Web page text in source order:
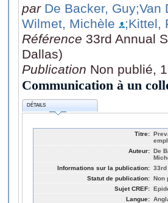
par De Backer, Guy;Van
Wilmet, Michèle
;Kittel,
Référence 33rd Annual
Dallas)
Publication Non publié,
Communication à un
DÉTAILS
Titre:
Auteur: De
Informations sur la publication: 33rd
Statut de publication: Non
Sujet CREF:
Langue: